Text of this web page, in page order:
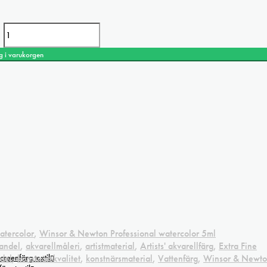
textil
i varukorgen
, Winsor & Newton Professional watercolor 5ml
, akvarellmåleri, artistmaterial, Artists' akvarellfärg, Extra Fine
,konstnärskvalitet, konstnärsmaterial, Vattenfärg, Winsor &